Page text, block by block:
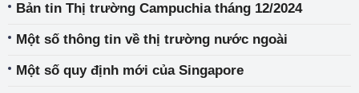
Bản tin Thị trường Campuchia tháng 12/2024
Một số thông tin về thị trường nước ngoài
Một số quy định mới của Singapore